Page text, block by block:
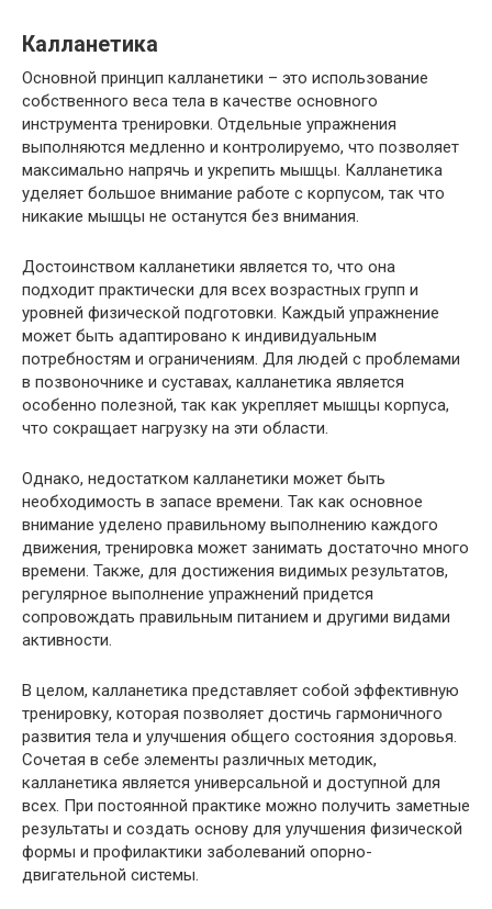
Калланетика
Основной принцип калланетики – это использование
собственного веса тела в качестве основного
инструмента тренировки. Отдельные упражнения
выполняются медленно и контролируемо, что позволяет
максимально напрячь и укрепить мышцы. Калланетика
уделяет большое внимание работе с корпусом, так что
никакие мышцы не останутся без внимания.
Достоинством калланетики является то, что она
подходит практически для всех возрастных групп и
уровней физической подготовки. Каждый упражнение
может быть адаптировано к индивидуальным
потребностям и ограничениям. Для людей с проблемами
в позвоночнике и суставах, калланетика является
особенно полезной, так как укрепляет мышцы корпуса,
что сокращает нагрузку на эти области.
Однако, недостатком калланетики может быть
необходимость в запасе времени. Так как основное
внимание уделено правильному выполнению каждого
движения, тренировка может занимать достаточно много
времени. Также, для достижения видимых результатов,
регулярное выполнение упражнений придется
сопровождать правильным питанием и другими видами
активности.
В целом, калланетика представляет собой эффективную
тренировку, которая позволяет достичь гармоничного
развития тела и улучшения общего состояния здоровья.
Сочетая в себе элементы различных методик,
калланетика является универсальной и доступной для
всех. При постоянной практике можно получить заметные
результаты и создать основу для улучшения физической
формы и профилактики заболеваний опорно-
двигательной системы.